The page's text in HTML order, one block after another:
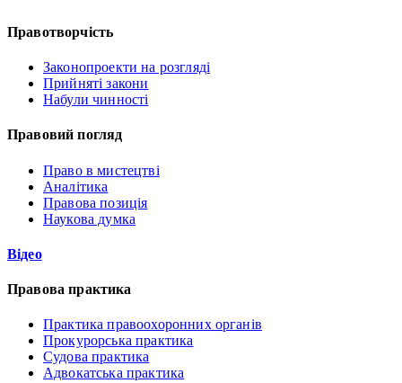
Правотворчість
Законопроекти на розгляді
Прийняті закони
Набули чинності
Правовий погляд
Право в мистецтві
Аналітика
Правова позиція
Наукова думка
Відео
Правова практика
Практика правоохоронних органів
Прокурорська практика
Судова практика
Адвокатська практика